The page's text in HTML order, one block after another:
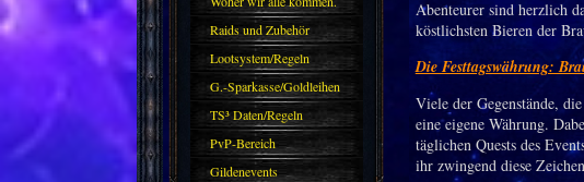
Raids und Zubehör
Lootsystem/Regeln
G.-Sparkasse/Goldleihen
TS³ Daten/Regeln
PvP-Bereich
Gildenevents
Abenteurer sind herzlich
köstlichsten Bieren der
Die Festtagswährung:
Viele der Gegenstände,
eine eigene Währung.
täglichen Quests des
ihr zwingend diese